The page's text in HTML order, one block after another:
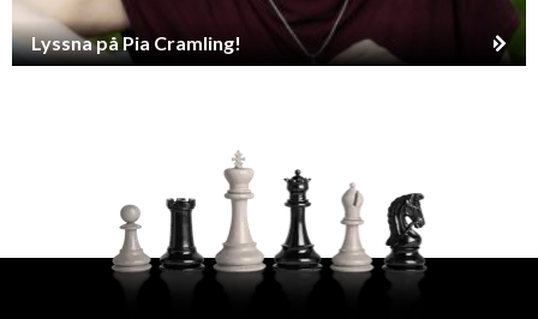
Lyssna på Pia Cramling!